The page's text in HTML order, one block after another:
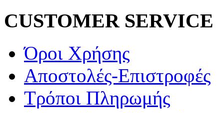
CUSTOMER SERVICE
Όροι Χρήσης
Αποστολές-Επιστροφές
Τρόποι Πληρωμής